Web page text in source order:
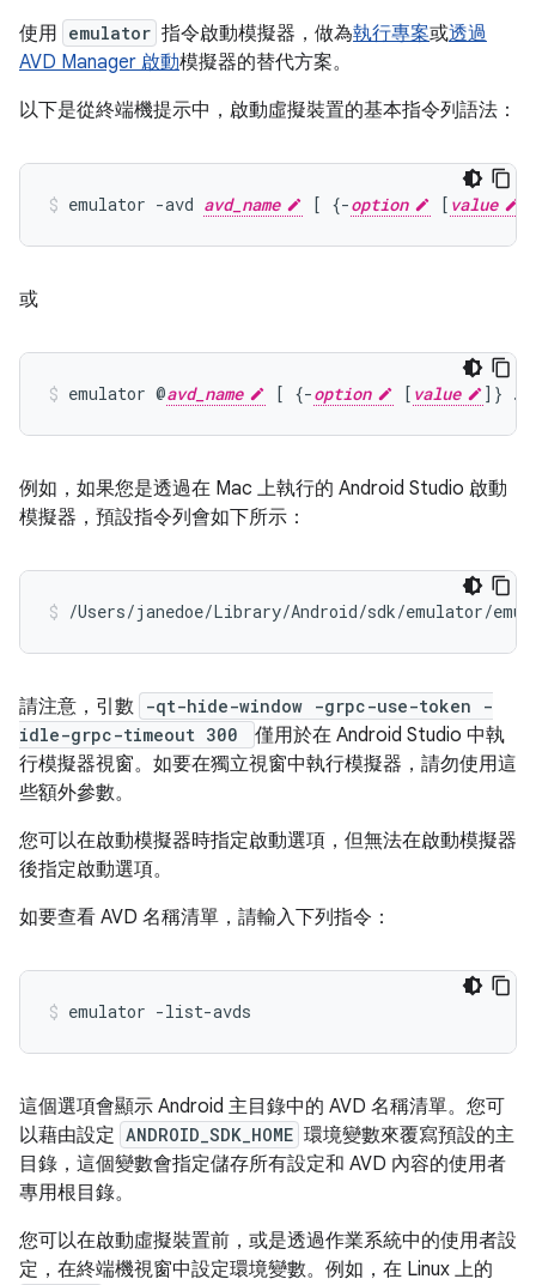
使用 emulator 指令啟動模擬器，做為執行專案或透過
AVD Manager 啟動模擬器的替代方案。
以下是從終端機提示中，啟動虛擬裝置的基本指令列語法：
emulator -avd avd_name [ {-option [ value
或
emulator @avd_name [ {-option [ value
例如，如果您是透過在 Mac 上執行的 Android Studio 啟動
模擬器，預設指令列會如下所示：
/Users/janedoe/Library/Android/sdk/emulator/
請注意，引數 -qt-hide-window -grpc-use-token -
idle-grpc-timeout 300
僅用於在 Android Studio 中執
行模擬器視窗。如要在獨立視窗中執行模擬器，請勿使用這
些額外參數。
您可以在啟動模擬器時指定啟動選項，但無法在啟動模擬器
後指定啟動選項。
如要查看 AVD 名稱清單，請輸入下列指令：
emulator -list-avds
這個選項會顯示 Android 主目錄中的 AVD 名稱清單。您可
以藉由設定 ANDROID_SDK_HOME 環境變數來覆寫預設的主
目錄，這個變數會指定儲存所有設定和 AVD 內容的使用者
專用根目錄。
您可以在啟動虛擬裝置前，或是透過作業系統中的使用者設
定，在終端機視窗中設定環境變數。例如，在 Linux 上的